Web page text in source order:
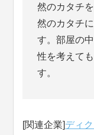
然のカタチ
然のカタチ
す。部屋の
性を考えて
す。
[関連企業]ディ